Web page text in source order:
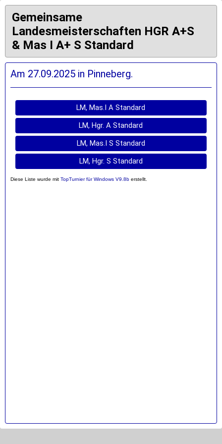
Gemeinsame
Landesmeisterschaften HGR A+S
& Mas I A+ S Standard
Am 27.09.2025 in Pinneberg.
LM, Mas.I A Standard
LM, Hgr. A Standard
LM, Mas.I S Standard
LM, Hgr. S Standard
Diese Liste wurde mit TopTurnier für Windows V9.8b erstellt.